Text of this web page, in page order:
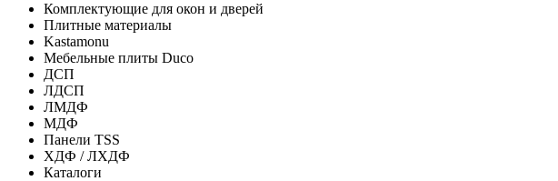
Комплектующие для окон и дверей
Плитные материалы
Kastamonu
Мебельные плиты Duco
ДСП
ЛДСП
ЛМДФ
МДФ
Панели TSS
ХДФ / ЛХДФ
Каталоги